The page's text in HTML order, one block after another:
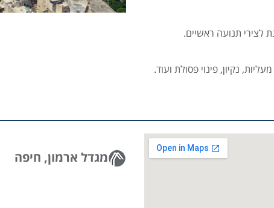
לצירי תנועה ראשיים.
נקיון, פינוי פסולת ועוד.
מגדל ארמון, חיפה